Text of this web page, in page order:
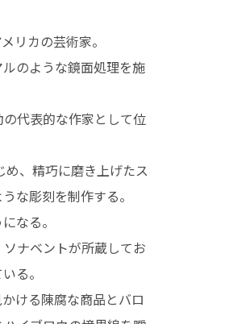
リカの芸術家。
のような鏡面処理を施
代表的な作家として位
、精巧に磨き上げたス
な彫刻を制作する。
なる。
ナベントが所蔵してお
る。
ける陳腐な商品とバロ